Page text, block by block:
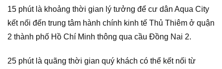
15 phút là khoảng thời gian lý tưởng để cư dân Aqua City
kết nối đến trung tâm hành chính kinh tế Thủ Thiêm ở quận
2 thành phố Hồ Chí Minh thông qua cầu Đồng Nai 2.
25 phút là quãng thời gian quý khách có thể kết nối từ